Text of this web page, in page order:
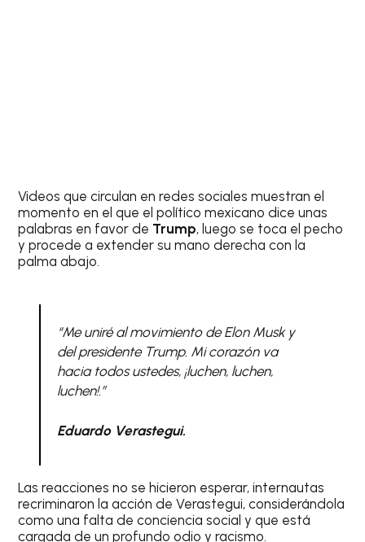
Videos que circulan en redes sociales muestran el
momento en el que el político mexicano dice unas
palabras en favor de Trump, luego se toca el pecho
y procede a extender su mano derecha con la
palma abajo.
“Me uniré al movimiento de Elon Musk y
del presidente Trump. Mi corazón va
hacia todos ustedes, ¡luchen, luchen,
luchen!.”
Eduardo Verastegui.
Las reacciones no se hicieron esperar, internautas
recriminaron la acción de Verastegui, considerándola
como una falta de conciencia social y que está
cargada de un profundo odio y racismo.